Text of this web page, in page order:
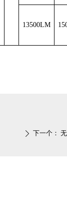
13500LM
ꄲ 下一个： 无